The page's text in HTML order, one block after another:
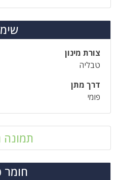
צורת מינון
טבליה
דרך מתן
פומי
חומר